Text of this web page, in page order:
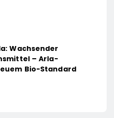
Wachsender
– Arla-
Bio-Standard